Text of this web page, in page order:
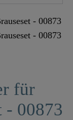
für
- 00873